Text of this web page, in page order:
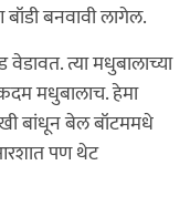
बनवावी लागेल.
त्या मधुबालाच्या
मधुबालाच. हेमा
बांधून बेल बॉटममधे
आरशात पण थेट